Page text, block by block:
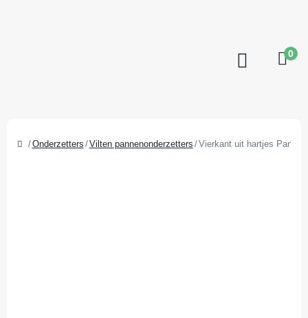
0
Onderzetters Vilten pannenonderzetters Vierkant uit hartjes Pan